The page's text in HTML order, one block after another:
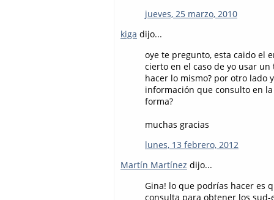
jueves, 25 marzo, 2010
kiga dijo...
oye te pregunto, esta caido el
cierto en el caso de yo usar
hacer lo mismo? por otro lado
información que consulto en
forma?
muchas gracias
lunes, 13 febrero, 2012
Martín Martínez dijo...
Gina! lo que podrías hacer es
consulta para obtener los